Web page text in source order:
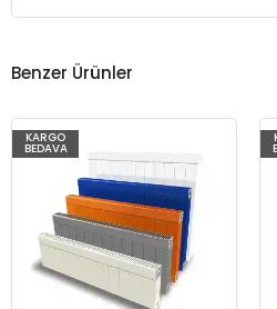
Benzer Ürünler
KARGO
BEDAVA